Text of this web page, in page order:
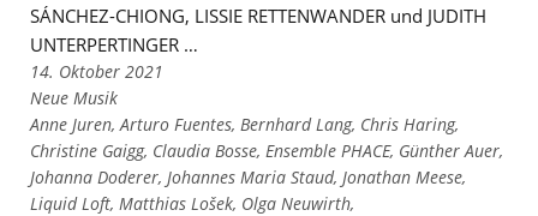
SÁNCHEZ-CHIONG, LISSIE RETTENWANDER und JUDITH
UNTERPERTINGER …
14. Oktober 2021
Links
zu
den
Kategorien
Neue Musik
Links
zu
den
Tags
Anne Juren, Arturo Fuentes, Bernhard Lang, Chris Haring,
Christine Gaigg, Claudia Bosse, Ensemble PHACE, Günther Auer,
Johanna Doderer, Johannes Maria Staud, Jonathan Meese,
Liquid Loft, Matthias Lošek, Olga Neuwirth,